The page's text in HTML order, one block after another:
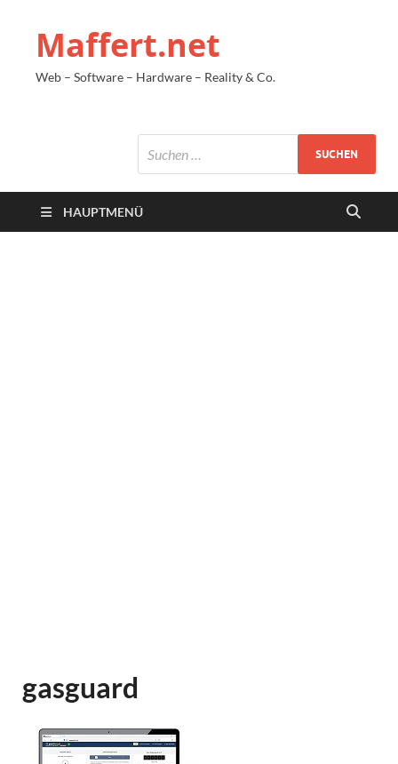
Maffert.net
Web – Software – Hardware – Reality & Co.
HAUPTMENÜ
gasguard